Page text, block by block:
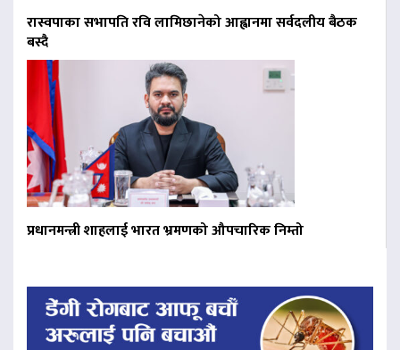
रास्वपाका सभापति रवि लामिछानेको आह्वानमा सर्वदलीय बैठक
बस्दै
प्रधानमन्त्री शाहलाई भारत भ्रमणको औपचारिक निम्तो